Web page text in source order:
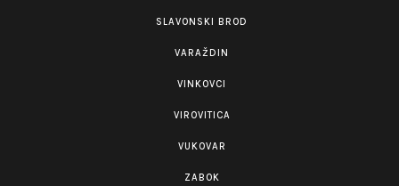
SLAVONSKI BROD
VARAŽDIN
VINKOVCI
VIROVITICA
VUKOVAR
ZABOK